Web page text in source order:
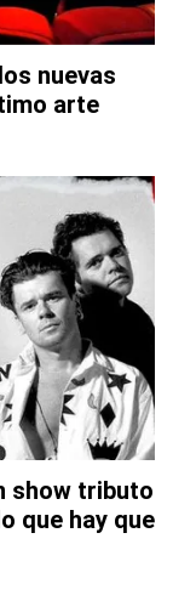
nuevas
arte
show tributo
que hay que